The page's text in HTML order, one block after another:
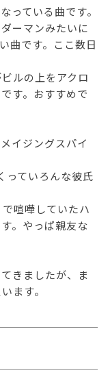
っている曲です。
ーマンみたいに
曲です。ここ数日
ルの上をアクロ
す。おすすめで
イジングスパイ
っていろんな彼氏
喧嘩していたハ
。やっぱ親友な
きましたが、ま
ます。